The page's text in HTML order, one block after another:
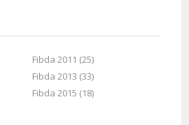
Fibda 2011 (25)
Fibda 2013 (33)
Fibda 2015 (18)